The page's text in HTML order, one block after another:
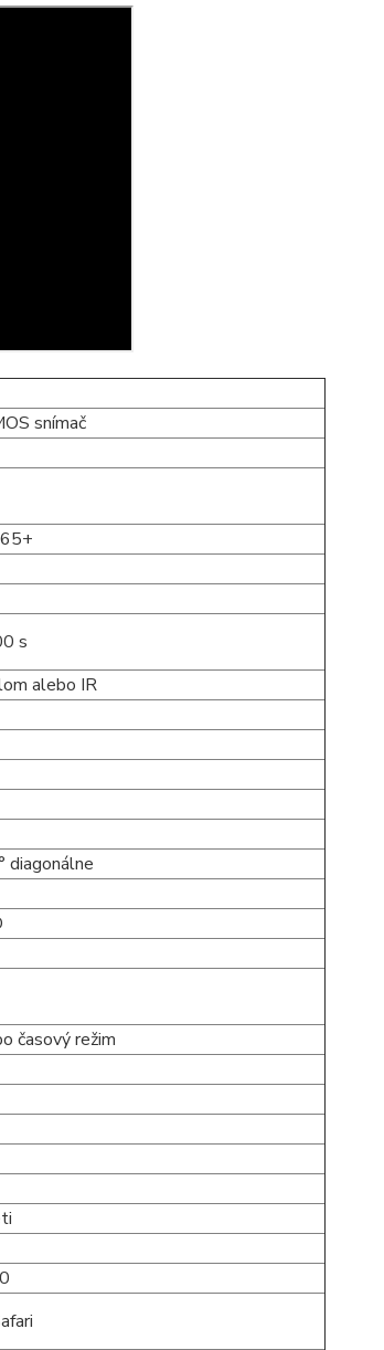
snímač
s
alebo IR
diagonálne
časový režim